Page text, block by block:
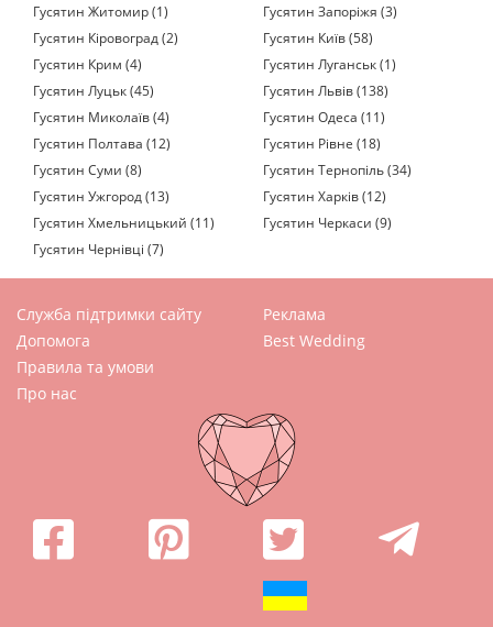
Гусятин Житомир (1)
Гусятин Запоріжя (3)
Гусятин Кіровоград (2)
Гусятин Київ (58)
Гусятин Крим (4)
Гусятин Луганськ (1)
Гусятин Луцьк (45)
Гусятин Львів (138)
Гусятин Миколаїв (4)
Гусятин Одеса (11)
Гусятин Полтава (12)
Гусятин Рівне (18)
Гусятин Суми (8)
Гусятин Тернопіль (34)
Гусятин Ужгород (13)
Гусятин Харків (12)
Гусятин Хмельницький (11)
Гусятин Черкаси (9)
Гусятин Чернівці (7)
Служба підтримки сайту
Допомога
Правила та умови
Про нас
Реклама
Best Wedding